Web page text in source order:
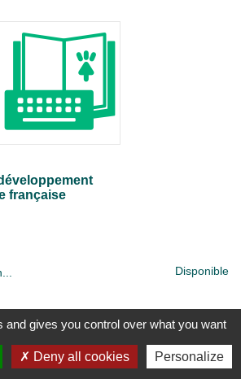
française
Disponible
and gives you control over what you want
Deny all cookies Personalize